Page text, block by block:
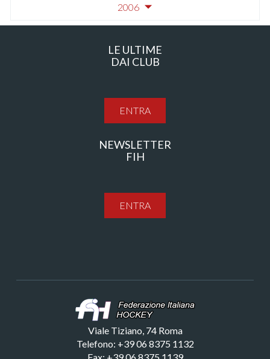
2006
LE ULTIME
DAI CLUB
ENTRA
NEWSLETTER
FIH
ENTRA
Viale Tiziano, 74 Roma
Telefono: +39 06 8375 1132